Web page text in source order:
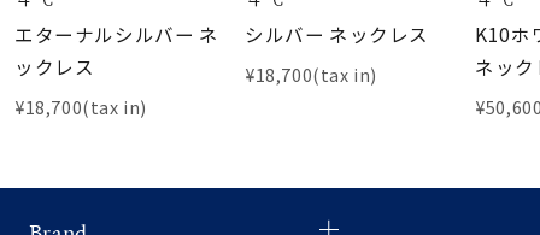
エターナルシルバー ネ
ックレス
¥18,700(tax in)
シルバー ネックレス
¥18,700(tax in)
K10ホ
ネッ